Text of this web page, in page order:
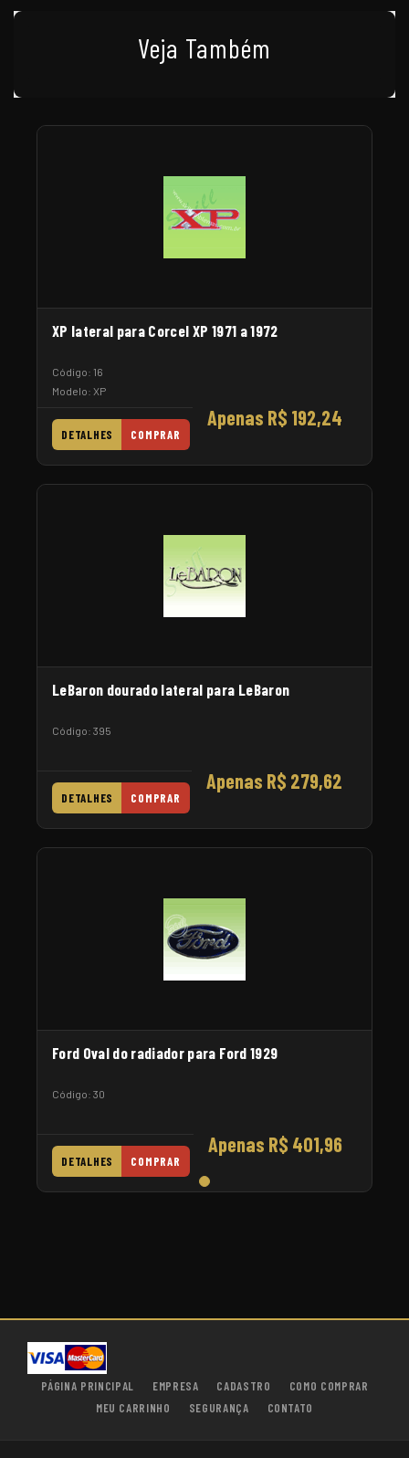
Veja Também
XP lateral para Corcel XP 1971 a 1972
Código: 16
Modelo: XP
Apenas R$ 192,24
DETALHES COMPRAR
LeBaron dourado lateral para LeBaron
Código: 395
Apenas R$ 279,62
DETALHES COMPRAR
Ford Oval do radiador para Ford 1929
Código: 30
Apenas R$ 401,96
DETALHES COMPRAR
PÁGINA PRINCIPAL EMPRESA CADASTRO
COMO COMPRAR
MEU CARRINHO
SEGURANÇA CONTATO